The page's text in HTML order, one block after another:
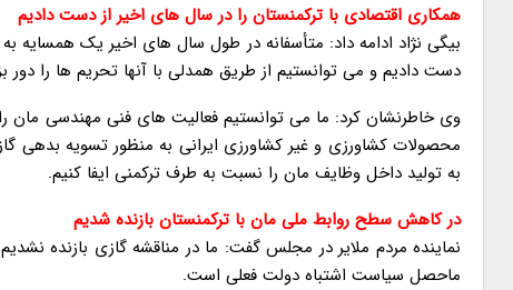
همکاری اقتصادی با ترکمنستان را در سال های اخیر از دست دادیم
بیگی نژاد ادامه داد: متأسفانه در طول سال های اخیر یک همسایه
دست دادیم و می توانستیم از طریق همدلی با آنها تحریم ها را دور
وی خاطرنشان کرد: ما می توانستیم فعالیت های فنی مهندسی مان را
محصولات کشاورزی و غیر کشاورزی ایرانی به منظور تسویه بدهی
به تولید داخل وظایف مان را نسبت به طرف ترکمنی ایفا کنیم.
در کاهش سطح روابط ملی مان با ترکمنستان بازنده شدیم
نماینده مردم ملایر در مجلس گفت: ما در مناقشه گازی بازنده
ماحصل سیاست اشتباه دولت فعلی است.